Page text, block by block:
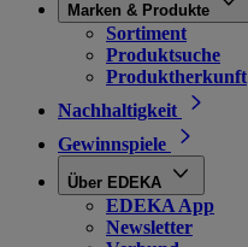
Marken & Produkte
Sortiment
Produktsuche
Produktherkunft
Nachhaltigkeit
Gewinnspiele
Über EDEKA
EDEKA App
Newsletter